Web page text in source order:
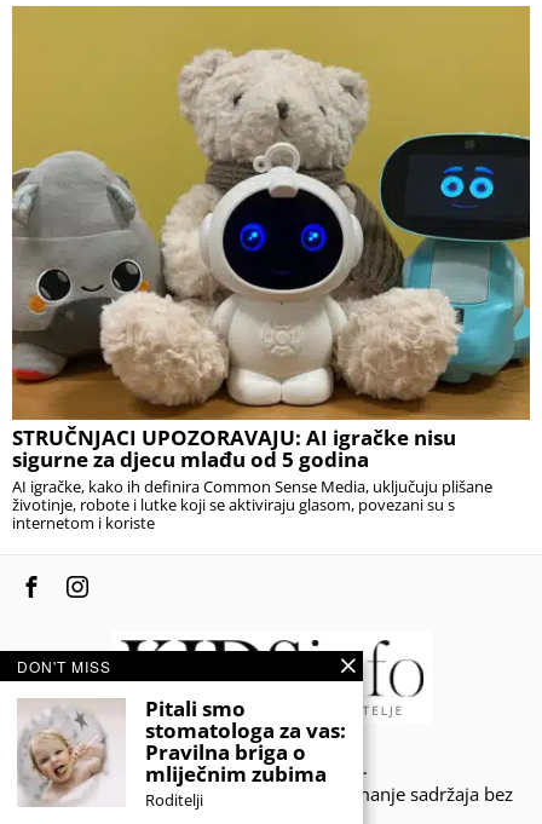
STRUČNJACI UPOZORAVAJU: AI igračke nisu
sigurne za djecu mlađu od 5 godina
AI igračke, kako ih definira Common Sense Media, uključuju plišane
životinje, robote i lutke koji se aktiviraju glasom, povezani su s
internetom i koriste
© 2020 - KIDSINFO.BA.
Sva prava zadržana. Zabranjeno preuzimanje sadržaja bez
DON'T MISS
Pitali smo
stomatologa za vas:
Pravilna briga o
mliječnim zubima
Roditelji